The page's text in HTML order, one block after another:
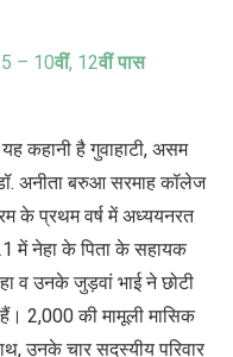
– 10वीं, 12वीं पास
यह कहानी है गुवाहाटी, असम
अनीता बरुआ सरमाह कॉलेज
के प्रथम वर्ष में अध्ययनरत
में नेहा के पिता के सहायक
व उनके जुड़वां भाई ने छोटी
2,000 की मामूली मासिक
,उनके चार सदस्यीय परिवार